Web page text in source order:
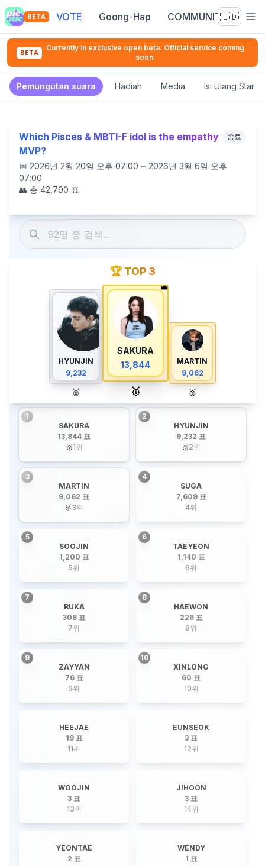
BETA VOTE Goong-Hap COMMUNITY🇮🇩
BETA
Currently in exclusive open beta. Official service coming
soon.
Pemungutan suara Hadiah Media Isi Ulang Star
Which Pisces & MBTI-F idol is the empathy
MVP?
종료
📅 2026년 2월 20일 오후 07:00 ~ 2026년 3월 6일 오후
07:00
👥 총 42,790 표
🏆 TOP 3
HYUNJIN
9,232
🥈
👑
SAKURA
13,844
🥇
MARTIN
9,062
🥉
1
SAKURA
13,844 표
🥇1위
2
HYUNJIN
9,232 표
🥈2위
3
MARTIN
9,062 표
🥉3위
4
SUGA
7,609 표
4위
5
SOOJIN
1,200 표
5위
6
TAEYEON
1,140 표
6위
7
RUKA
308 표
7위
8
HAEWON
226 표
8위
9
ZAYYAN
76 표
9위
10
XINLONG
60 표
10위
HEEJAE
19 표
11위
EUNSEOK
3 표
12위
WOOJIN
3 표
13위
JIHOON
3 표
14위
YEONTAE
2 표
WENDY
1 표